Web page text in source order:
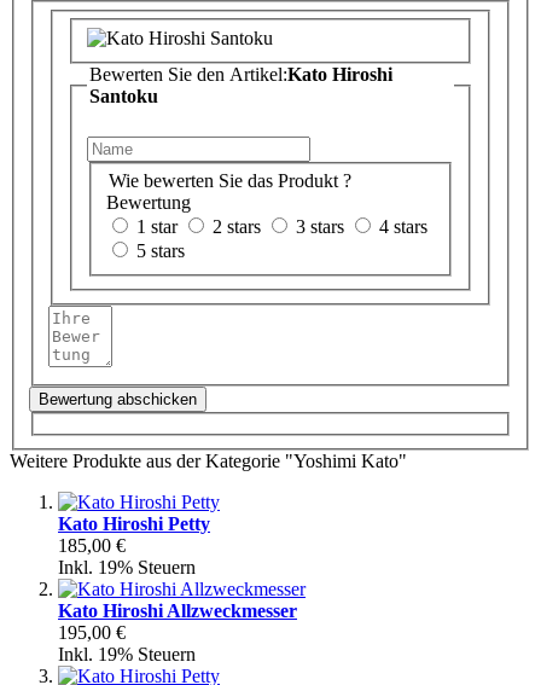
Bewerten Sie den Artikel:Kato Hiroshi
Santoku
Wie bewerten Sie das Produkt ?
Bewertung
1 star
2 stars 3 stars
4 stars
5 stars
Bewertung abschicken
Weitere Produkte aus der Kategorie "Yoshimi Kato"
Kato Hiroshi Petty
185,00 €
Inkl. 19% Steuern
Kato Hiroshi Allzweckmesser
195,00 €
Inkl. 19% Steuern